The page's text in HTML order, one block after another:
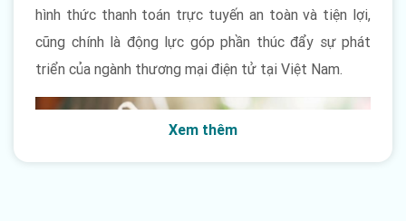
hình thức thanh toán trực tuyến an toàn và tiện lợi,
cũng chính là động lực góp phần thúc đẩy sự phát
triển của ngành thương mại điện tử tại Việt Nam.
Xem thêm